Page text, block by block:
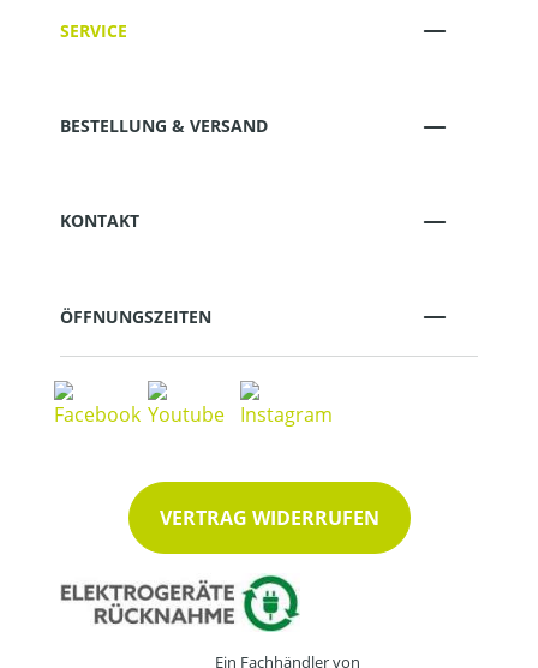
SERVICE
BESTELLUNG & VERSAND
KONTAKT
ÖFFNUNGSZEITEN
VERTRAG WIDERRUFEN
Ein Fachhändler von